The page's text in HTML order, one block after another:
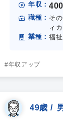
年収：
職種： そ
ィカ
業種： 福
#年収アップ
49歳 /